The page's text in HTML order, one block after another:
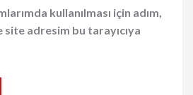
kullanılması için adım,
adresim bu tarayıcıya